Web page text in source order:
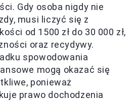
Gdy osoba nigdy nie
musi liczyć się z
od 1500 zł do 30 000 zł,
oraz recydywy.
spowodowania
mogą okazać się
ponieważ
prawo dochodzenia